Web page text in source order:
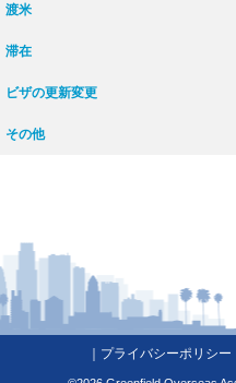
渡米
滞在
ビザの更新変更
その他
プライバシーポリシー